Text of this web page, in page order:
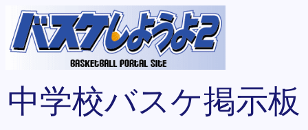
中学校バスケ掲示板